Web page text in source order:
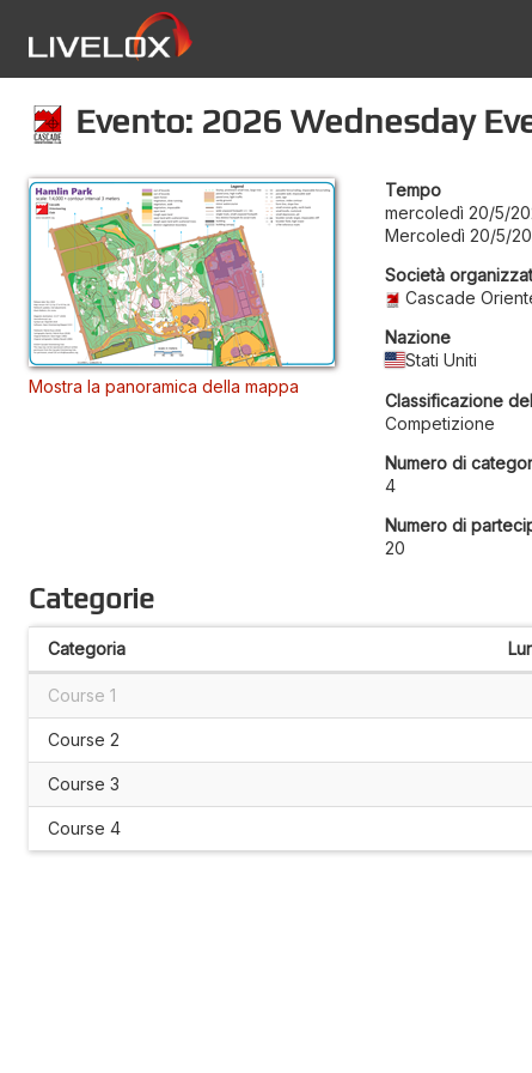
Evento: 2026 Wednesday
Mostra la panoramica della mappa
Tempo
mercoledì 20/5/
Mercoledì 20/5/
Società
Cascade
Nazione
Stati Uniti
Classificazione
Competizione
Numero di
4
Numero di
20
Categorie
Categoria
Course 1
Course 2
Course 3
Course 4